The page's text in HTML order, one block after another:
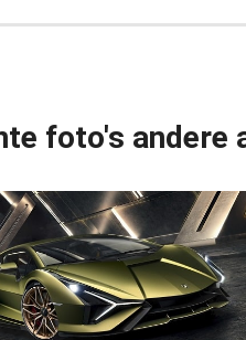
foto's andere